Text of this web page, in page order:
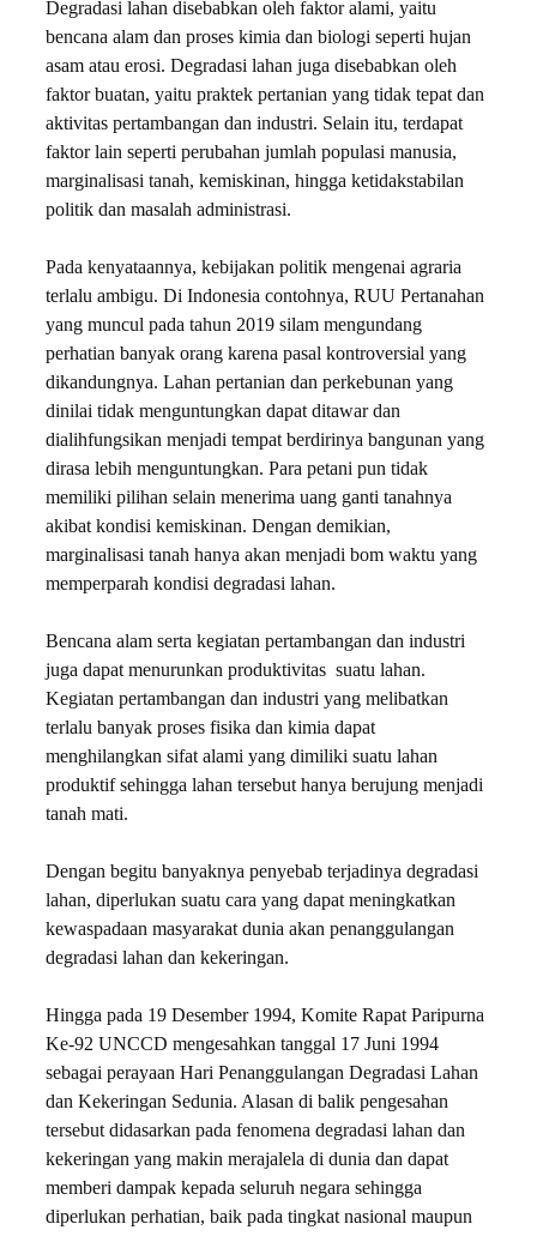
Degradasi lahan disebabkan oleh faktor alami, yaitu
bencana alam dan proses kimia dan biologi seperti hujan
asam atau erosi. Degradasi lahan juga disebabkan oleh
faktor buatan, yaitu praktek pertanian yang tidak tepat dan
aktivitas pertambangan dan industri. Selain itu, terdapat
faktor lain seperti perubahan jumlah populasi manusia,
marginalisasi tanah, kemiskinan, hingga ketidakstabilan
politik dan masalah administrasi.
Pada kenyataannya, kebijakan politik mengenai agraria
terlalu ambigu. Di Indonesia contohnya, RUU Pertanahan
yang muncul pada tahun 2019 silam mengundang
perhatian banyak orang karena pasal kontroversial yang
dikandungnya. Lahan pertanian dan perkebunan yang
dinilai tidak menguntungkan dapat ditawar dan
dialihfungsikan menjadi tempat berdirinya bangunan yang
dirasa lebih menguntungkan. Para petani pun tidak
memiliki pilihan selain menerima uang ganti tanahnya
akibat kondisi kemiskinan. Dengan demikian,
marginalisasi tanah hanya akan menjadi bom waktu yang
memperparah kondisi degradasi lahan.
Bencana alam serta kegiatan pertambangan dan industri
juga dapat menurunkan produktivitas suatu lahan.
Kegiatan pertambangan dan industri yang melibatkan
terlalu banyak proses fisika dan kimia dapat
menghilangkan sifat alami yang dimiliki suatu lahan
produktif sehingga lahan tersebut hanya berujung menjadi
tanah mati.
Dengan begitu banyaknya penyebab terjadinya degradasi
lahan, diperlukan suatu cara yang dapat meningkatkan
kewaspadaan masyarakat dunia akan penanggulangan
degradasi lahan dan kekeringan.
Hingga pada 19 Desember 1994, Komite Rapat Paripurna
Ke-92 UNCCD mengesahkan tanggal 17 Juni 1994
sebagai perayaan Hari Penanggulangan Degradasi Lahan
dan Kekeringan Sedunia. Alasan di balik pengesahan
tersebut didasarkan pada fenomena degradasi lahan dan
kekeringan yang makin merajalela di dunia dan dapat
memberi dampak kepada seluruh negara sehingga
diperlukan perhatian, baik pada tingkat nasional maupun